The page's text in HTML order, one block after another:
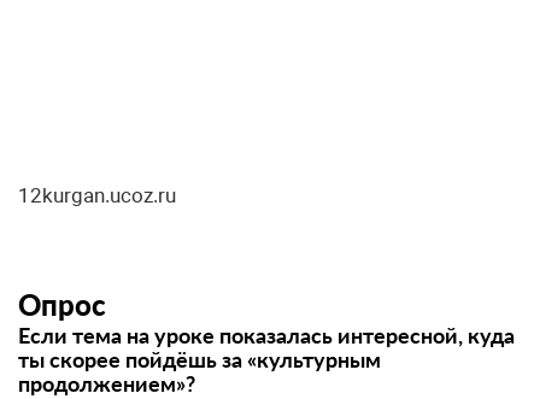
12kurgan.ucoz.ru
Опрос
Если тема на уроке показалась интересной, куда
ты скорее пойдёшь за «культурным
продолжением»?